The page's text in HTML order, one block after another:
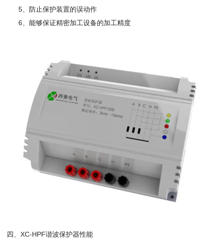
5、防止保护装置的误动作
6、能够保证精密加工设备的加工精度
四、XC-HPF谐波保护器性能